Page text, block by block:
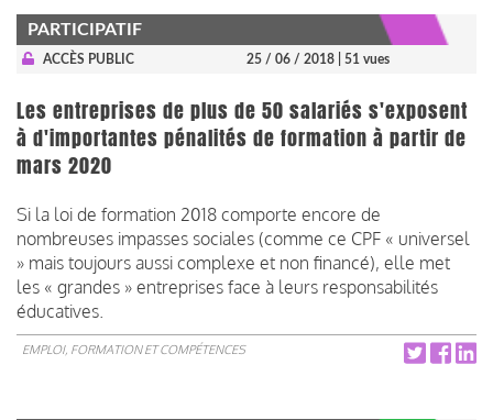
PARTICIPATIF
ACCÈS PUBLIC 25 / 06 / 2018 | 51 vues
Les entreprises de plus de 50 salariés s'exposent
à d'importantes pénalités de formation à partir de
mars 2020
Si la loi de formation 2018 comporte encore de
nombreuses impasses sociales (comme ce CPF « universel
» mais toujours aussi complexe et non financé), elle met
les « grandes » entreprises face à leurs responsabilités
éducatives.
EMPLOI, FORMATION ET COMPÉTENCES